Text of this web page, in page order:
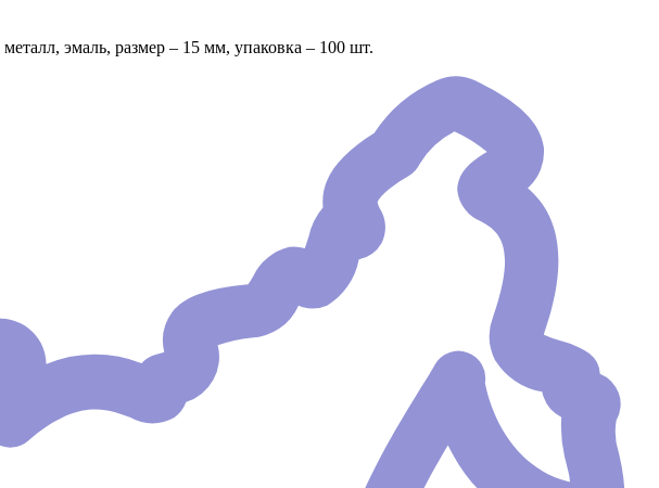
эмаль, размер – 15 мм, упаковка – 100 шт.